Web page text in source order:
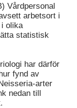
Vårdpersonal
arbetsort i
i olika
statistisk
har därför
fynd av
arter
nedan till